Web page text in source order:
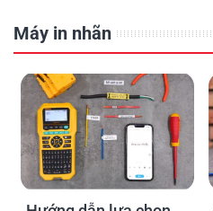
Máy in nhãn